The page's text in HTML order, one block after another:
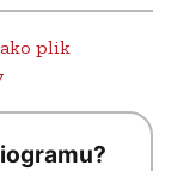
plik